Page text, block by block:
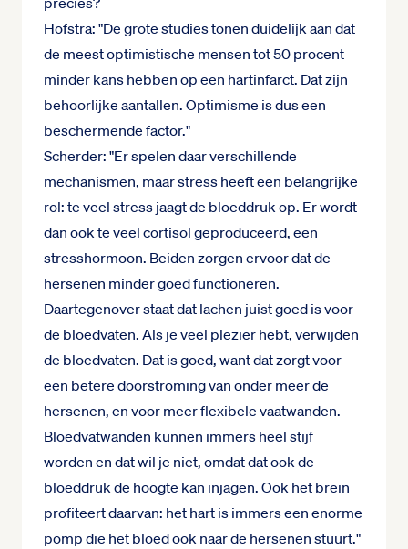
Hofstra: "De grote studies tonen duidelijk aan dat
de meest optimistische mensen tot 50 procent
minder kans hebben op een hartinfarct. Dat zijn
behoorlijke aantallen. Optimisme is dus een
beschermende factor."
Scherder: "Er spelen daar verschillende
mechanismen, maar stress heeft een belangrijke
rol: te veel stress jaagt de bloeddruk op. Er wordt
dan ook te veel cortisol geproduceerd, een
stresshormoon. Beiden zorgen ervoor dat de
hersenen minder goed functioneren.
Daartegenover staat dat lachen juist goed is voor
de bloedvaten. Als je veel plezier hebt, verwijden
de bloedvaten. Dat is goed, want dat zorgt voor
een betere doorstroming van onder meer de
hersenen, en voor meer flexibele vaatwanden.
Bloedvatwanden kunnen immers heel stijf
worden en dat wil je niet, omdat dat ook de
bloeddruk de hoogte kan injagen. Ook het brein
profiteert daarvan: het hart is immers een enorme
pomp die het bloed ook naar de hersenen stuurt."